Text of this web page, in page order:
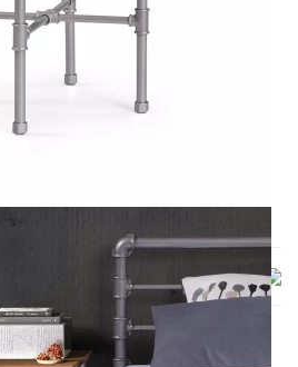
Strukturfarbe matt; Weiß und